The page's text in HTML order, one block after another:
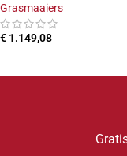
Grasmaaiers
€ 1.149,08